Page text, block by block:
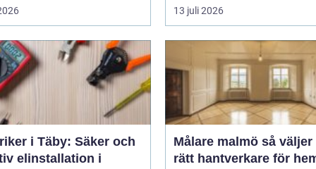
13 juli 2026
i Täby: Säker och
elinstallation i
Målare malmö så väljer du
rätt hantverkare för